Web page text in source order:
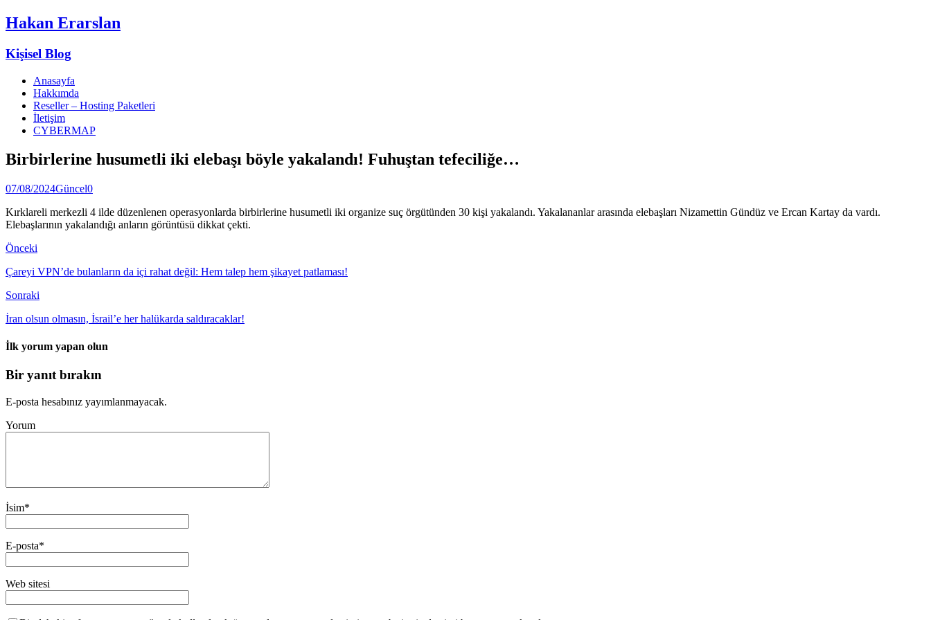
Hakan Erarslan
Kişisel Blog
Anasayfa
Hakkımda
Reseller – Hosting Paketleri
İletişim
CYBERMAP
Birbirlerine husumetli iki elebaşı böyle yakalandı! Fuhuştan tefeciliğe…
07/08/2024Güncel0
Kırklareli merkezli 4 ilde düzenlenen operasyonlarda birbirlerine husumetli iki organize suç örgütünden 30 kişi yakalandı. Yakalananlar arasında elebaşları Nizamettin Gündüz ve Ercan Kartay da vardı.
Elebaşlarının yakalandığı anların görüntüsü dikkat çekti.
Önceki
Çareyi VPN’de bulanların da içi rahat değil: Hem talep hem şikayet patlaması!
Sonraki
İran olsun olmasın, İsrail’e her halükarda saldıracaklar!
İlk yorum yapan olun
Bir yanıt bırakın
E-posta hesabınız yayımlanmayacak.
Yorum
İsim*
E-posta*
Web sitesi